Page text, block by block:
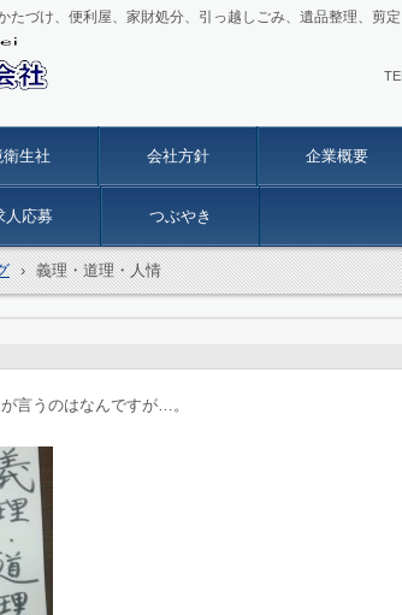
たづけ、便利屋、家財処分、引っ越しごみ、遺品整理、剪
生社 会社方針 企業概要
人応募 つぶやき
› 義理・道理・人情
言うのはなんですが…。